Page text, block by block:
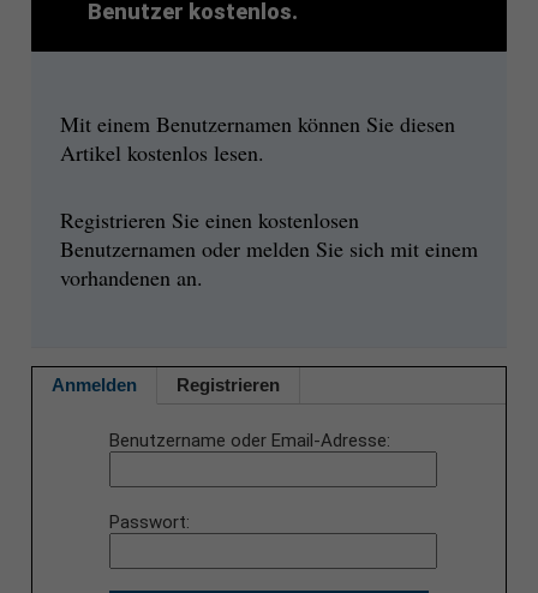
Benutzer kostenlos.
Mit einem Benutzernamen können Sie diesen
Artikel kostenlos lesen.
Registrieren Sie einen kostenlosen
Benutzernamen oder melden Sie sich mit einem
vorhandenen an.
Anmelden Registrieren
Benutzername oder Email-Adresse
Passwort